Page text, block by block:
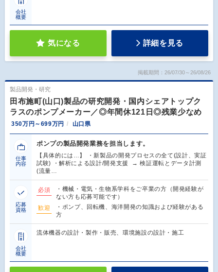
会社
概要
気になる 詳細を見る
掲載期間：26/07/30～26/08/26
製品開発・研究
田布施町(山口)製品の研究開発・国内シェアトップク
ラスのポンプメーカー／◎年間休121日◎残業少なめ
350万円～699万円 山口県
仕事
内容
ポンプの製品開発業務を担当します。
【具体的には…】 ・新製品の開発プロセスの全て(設計、実証
試験) ・解析による設計/開発支援 → 検証運転とデータ計測
(流量…
応募
資格
必須
・機械・電気・生物系学科をご卒業の方（開発経験が
ない方も応募可能です）
歓迎
・ポンプ、回転機、海洋開発の知識および経験がある
方
会社
概要
流体機器の設計・製作・販売、環境施設の設計・施工